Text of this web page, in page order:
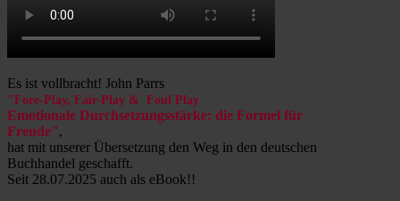
Es ist vollbracht! John Parrs
"Fore-Play, Fair-Play & Foul Play
Emotionale Durchsetzungsstärke: die Formel für
Freude",
hat mit unserer Übersetzung den Weg in den deutschen
Buchhandel geschafft.
Seit 28.07.2025 auch als eBook!!